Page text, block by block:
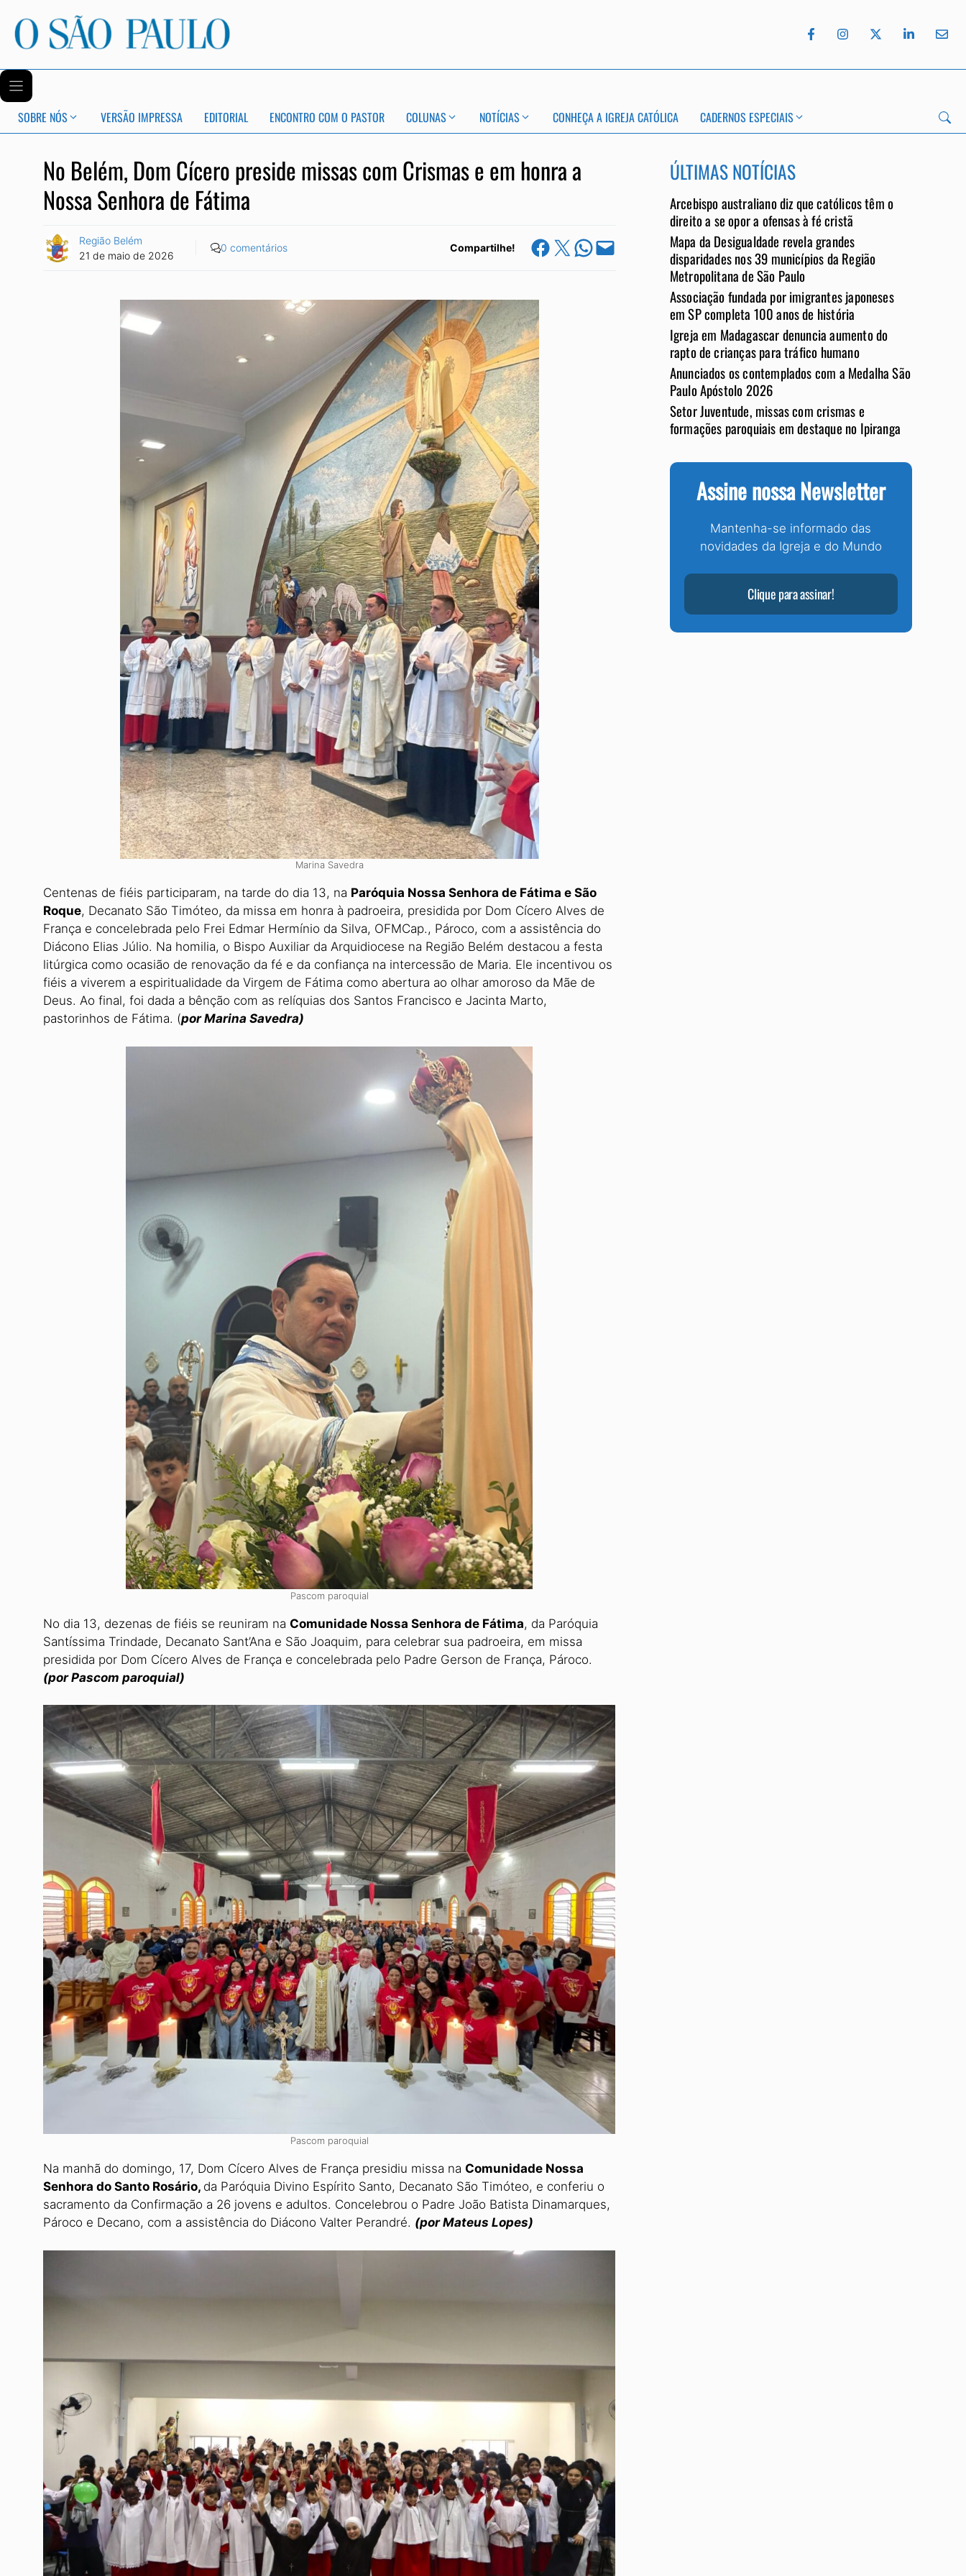
SOBRE NÓS VERSÃO IMPRESSA EDITORIAL ENCONTRO COM O PASTOR COLUNAS NOTÍCIAS CONHEÇA A IGREJA CATÓLICA CADERNOS ESPECIAIS
No Belém, Dom Cícero preside missas com Crismas e em honra a
Nossa Senhora de Fátima
Região Belém
21 de maio de 2026
0 comentários Compartilhe! Share on Facebook
Share on X Share on WhatsApp
Email this Page
Marina Savedra
Centenas de fiéis participa­ram, na tarde do dia 13, na Paróquia Nossa Senhora de Fátima e São
Roque, De­canato São Timóteo, da mis­sa em honra à padroeira, pre­sidida por Dom Cícero Alves de
França e concelebrada pelo Frei Edmar Hermínio da Silva, OFMCap., Pároco, com a assistência do
Diácono Elias Júlio. Na homilia, o Bis­po Auxiliar da Arquidiocese na Região Belém destacou a festa
litúrgica como oca­sião de renovação da fé e da confiança na intercessão de Maria. Ele incentivou os
fiéis a viverem a espiritualidade da Virgem de Fátima como abertura ao olhar amoroso da Mãe de
Deus. Ao final, foi dada a bênção com as relí­quias dos Santos Francisco e Jacinta Marto,
pastorinhos de Fátima. (por Marina Savedra)
Pascom paroquial
No dia 13, dezenas de fiéis se reuniram na Comunidade Nossa Senhora de Fátima, da Paróquia
Santíssima Trindade, Decana­to Sant’Ana e São Joaquim, para celebrar sua padroeira, em missa
presidida por Dom Cícero Alves de França e concelebra­da pelo Padre Gerson de França, Pároco.
(por Pascom paroquial)
Pascom paroquial
Na manhã do domingo, 17, Dom Cícero Alves de França presidiu missa na Comunida­de Nossa
Senhora do Santo Rosário, da Paróquia Divino Espírito Santo, Decanato São Timóteo, e conferiu o
sacramento da Confirmação a 26 jovens e adultos. Concelebrou o Padre João Batista Dinamarques,
Pároco e Decano, com a assistência do Diácono Valter Perandré. (por Mateus Lopes)
ÚLTIMAS NOTÍCIAS
Arcebispo australiano diz que católicos têm o
direito a se opor a ofensas à fé cristã
Mapa da Desigualdade revela grandes
disparidades nos 39 municípios da Região
Metropolitana de São Paulo
Associação fundada por imigrantes japoneses
em SP completa 100 anos de história
Igreja em Madagascar denuncia aumento do
rapto de crianças para tráfico humano
Anunciados os contemplados com a Medalha São
Paulo Apóstolo 2026
Setor Juventude, missas com crismas e
formações paroquiais em destaque no Ipiranga
Assine nossa Newsletter
Mantenha-se informado das
novidades da Igreja e do Mundo
Clique para assinar!